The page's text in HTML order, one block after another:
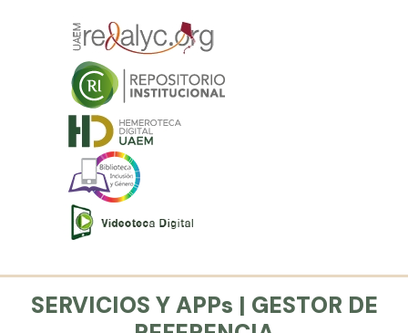
SERVICIOS Y APPs | GESTOR DE